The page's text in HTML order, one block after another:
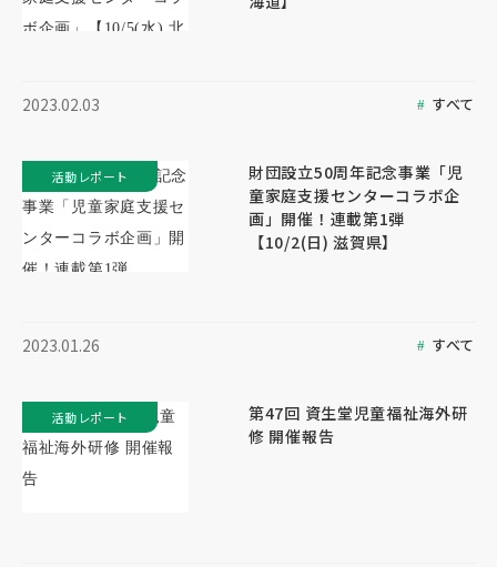
2023.02.03 すべて
財団設立50周年記念事業「児
童家庭支援センターコラボ企
画」開催！連載第1弾
【10/2(日) 滋賀県】
2023.01.26 すべて
活動レポート
第47回 資生堂児童福祉海外研
修 開催報告
活動レポート